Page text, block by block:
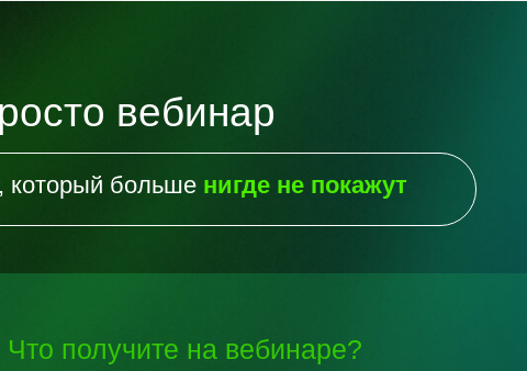
вебинар
который больше нигде не покажут
Что получите на вебинаре?